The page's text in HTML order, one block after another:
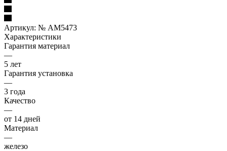
Артикул: № AM5473
Характеристики
Гарантия материал
—
5 лет
Гарантия установка
—
3 года
Качество
—
от 14 дней
Материал
—
железо